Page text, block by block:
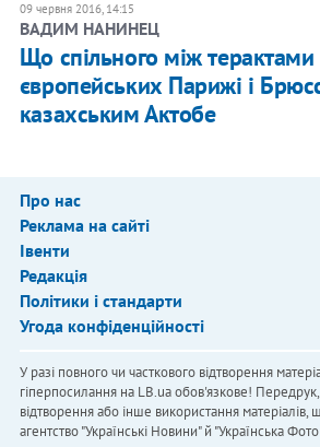
09 червня 2016, 14:15
ВАДИМ НАНИНЕЦ
Що спільного між терактами
європейських Парижі і
казахським Актобе
Про нас
Реклама на сайті
Івенти
Редакція
Політики і стандарти
Угода конфіденційності
У разі повного чи часткового відтворення
гіперпосилання на LB.ua обов'язкове!
відтворення або інше використання матеріалів,
агентство "Українськi Новини" й "Українська